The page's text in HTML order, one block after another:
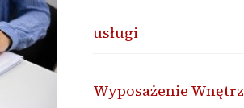
usługi
Wyposażenie Wnętrz